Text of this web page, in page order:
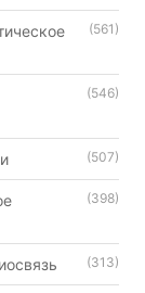
(561)
(546)
(507)
(398)
(313)